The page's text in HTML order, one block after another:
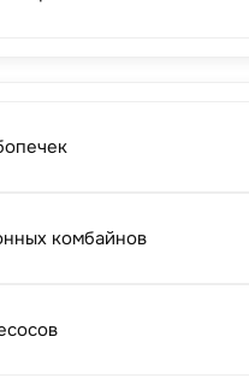
комбайнов